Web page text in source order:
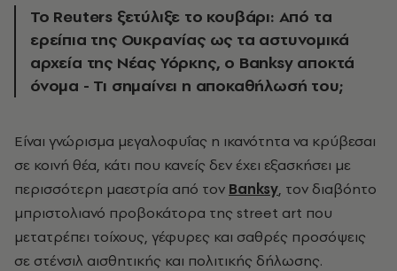
Το Reuters ξετύλιξε το κουβάρι: Από τα
ερείπια της Ουκρανίας ως τα αστυνομικά
αρχεία της Νέας Υόρκης, ο Banksy αποκτά
όνομα - Τι σημαίνει η αποκαθήλωσή του;
Είναι γνώρισμα μεγαλοφυΐας η ικανότητα να κρύβεσαι
σε κοινή θέα, κάτι που κανείς δεν έχει εξασκήσει με
περισσότερη μαεστρία από τον Banksy, τον διαβόητο
μπριστολιανό προβοκάτορα της street art που
μετατρέπει τοίχους, γέφυρες και σαθρές προσόψεις
σε στένσιλ αισθητικής και πολιτικής δήλωσης.